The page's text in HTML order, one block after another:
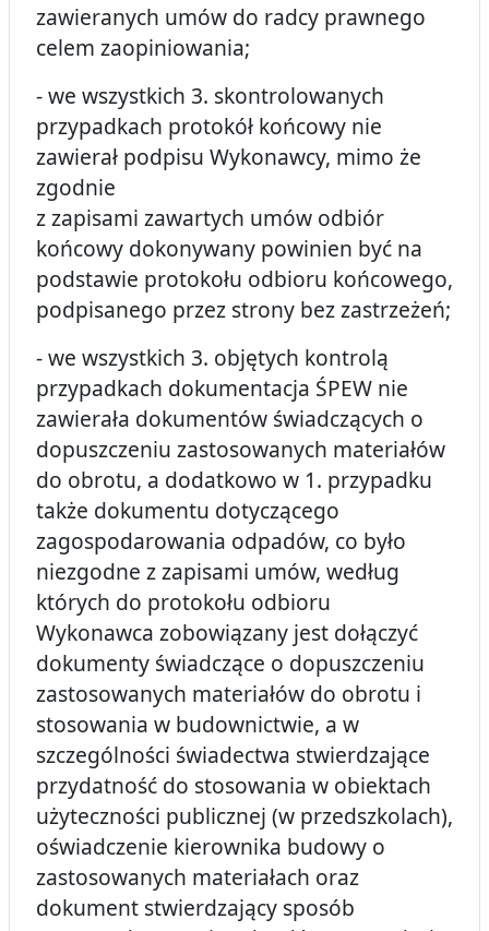
zawieranych umów do radcy prawnego
celem zaopiniowania;
- we wszystkich 3. skontrolowanych
przypadkach protokół końcowy nie
zawierał podpisu Wykonawcy, mimo że
zgodnie
z zapisami zawartych umów odbiór
końcowy dokonywany powinien być na
podstawie protokołu odbioru końcowego,
podpisanego przez strony bez zastrzeżeń;
- we wszystkich 3. objętych kontrolą
przypadkach dokumentacja ŚPEW nie
zawierała dokumentów świadczących o
dopuszczeniu zastosowanych materiałów
do obrotu, a dodatkowo w 1. przypadku
także dokumentu dotyczącego
zagospodarowania odpadów, co było
niezgodne z zapisami umów, według
których do protokołu odbioru
Wykonawca zobowiązany jest dołączyć
dokumenty świadczące o dopuszczeniu
zastosowanych materiałów do obrotu i
stosowania w budownictwie, a w
szczególności świadectwa stwierdzające
przydatność do stosowania w obiektach
użyteczności publicznej (w przedszkolach),
oświadczenie kierownika budowy o
zastosowanych materiałach oraz
dokument stwierdzający sposób